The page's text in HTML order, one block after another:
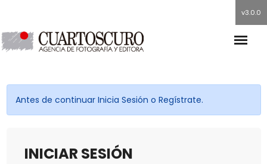
v3.0.0
Antes de continuar Inicia Sesión o Regístrate.
INICIAR SESIÓN